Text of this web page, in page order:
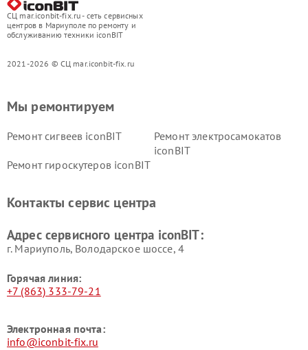
СЦ mar.iconbit-fix.ru - сеть сервисных
центров в Мариуполе по ремонту и
обслуживанию техники iconBIT
2021-2026 © СЦ mar.iconbit-fix.ru
Мы ремонтируем
Ремонт сигвеев iconBIT
Ремонт электросамокатов
iconBIT
Ремонт гироскутеров iconBIT
Контакты сервис центра
Адрес сервисного центра iconBIT:
г. Мариуполь, Володарское шоссе, 4
Горячая линия:
+7 (863) 333-79-21
Электронная почта:
info@iconbit-fix.ru